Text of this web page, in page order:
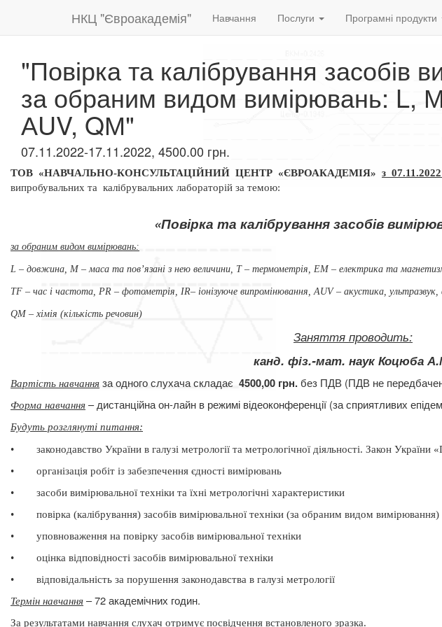
НКЦ "Євроакадемія" Навчання Послуги Програмні продукти
"Повірка та калібрування засобів
за обраним видом вимірювань: L,
АUV, QМ"
07.11.2022-17.11.2022, 4500.00 грн.
ТОВ «НАВЧАЛЬНО-КОНСУЛЬТАЦІЙНИЙ ЦЕНТР «ЄВРОАКАДЕМІЯ» з
випробувальних та калібрувальних лабораторій за темою:
«Повірка та калібрування засобів
за обраним видом вимірювань:
L – довжина, М – маса та пов’язані з нею величини, Т – термометрія, ЕМ – електрика та
ТF – час і частота, РR – фотометрія, ІR– іонізуюче випромінювання, АUV – акустика, ультразвук,
QМ – хімія (кількість речовин)
Заняття проводить:
канд. фіз.-мат. наук Коцюба
Вартість навчання за одного слухача складає 4500,00 грн. без ПДВ (ПДВ не
Форма навчання – дистанційна он-лайн в режимі відеоконференції (за сприятливих
Будуть розглянуті питання:
•
законодавство України в галузі метрології та метрологічної діяльності. Закон України
•
організація робіт із забезпечення єдності вимірювань
•
засоби вимірювальної техніки та їхні метрологічні характеристики
•
повірка (калібрування) засобів вимірювальної техніки (за обраним видом вимірювання)
•
уповноваження на повірку засобів вимірювальної техніки
•
оцінка відповідності засобів вимірювальної техніки
•
відповідальність за порушення законодавства в галузі метрології
Термін навчання – 72 академічних годин.
За результатами навчання слухач отримує посвідчення встановленого зразка.